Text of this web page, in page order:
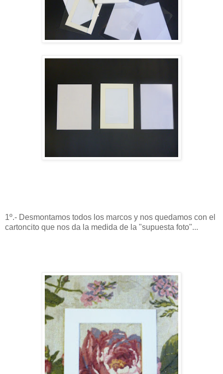
1º.- Desmontamos todos los marcos y nos quedamos con el
cartoncito que nos da la medida de la "supuesta foto"...